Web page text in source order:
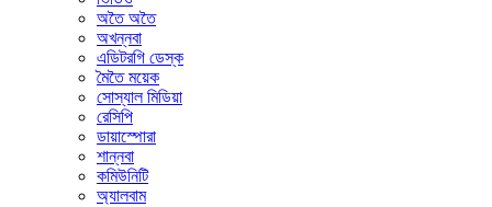
অতৈ অতৈ
অখন্নবা
এডিটরগি ডেস্ক
মৈতৈ ময়েক
সোস্যাল মিডিয়া
রেসিপি
ডায়াস্পোরা
শান্নবা
কমিউনিটি
অ্যালবাম